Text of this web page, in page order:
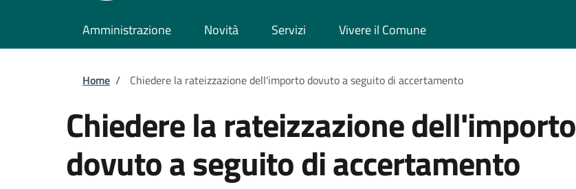
Amministrazione Novità Servizi Vivere il Comune
Briciole di pane
Home / Chiedere la rateizzazione dell'importo dovuto a seguito di accertamento
Chiedere la rateizzazione dell'importo
dovuto a seguito di accertamento